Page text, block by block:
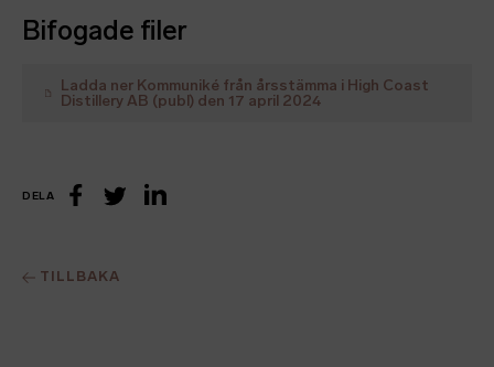
Bifogade filer
Ladda ner Kommuniké från årsstämma i High Coast
Distillery AB (publ) den 17 april 2024
DELA
Facebook
TwitterLinkedIn
TILLBAKA